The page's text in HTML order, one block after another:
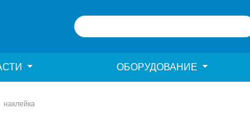
ОБОРУДОВАНИЕ
наклейка